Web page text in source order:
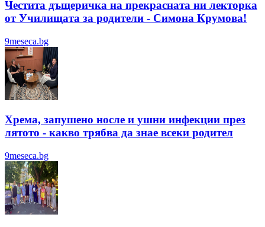
Честита дъщеричка на прекрасната ни лекторка
от Училищата за родители - Симона Крумова!
9meseca.bg
Хрема, запушено носле и ушни инфекции през
лятотo - какво трябва да знае всеки родител
9meseca.bg